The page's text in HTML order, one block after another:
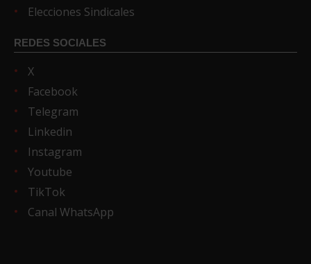
Elecciones Sindicales
REDES SOCIALES
X
Facebook
Telegram
Linkedin
Instagram
Youtube
TikTok
Canal WhatsApp